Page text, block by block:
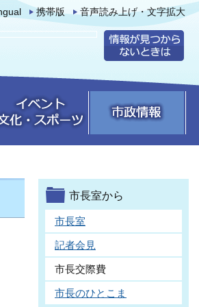
携帯版 音声読み上げ・文字拡大
市長室から
市長室
記者会見
市長交際費
市長のひとこま